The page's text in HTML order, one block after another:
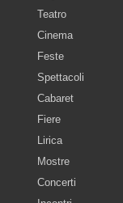
Teatro
Cinema
Feste
Spettacoli
Cabaret
Fiere
Lirica
Mostre
Concerti